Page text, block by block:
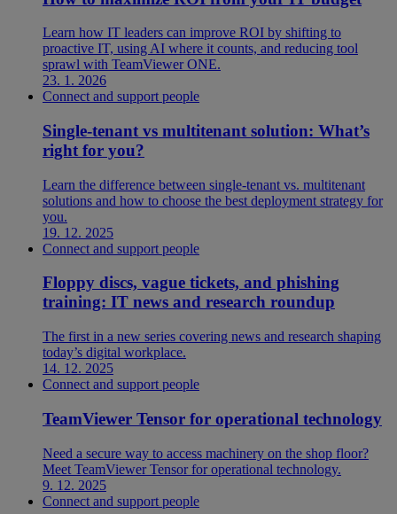
Learn how IT leaders can improve ROI by shifting to
proactive IT, using AI where it counts, and reducing tool
sprawl with TeamViewer ONE.
23. 1. 2026
Connect and support people
Single-tenant vs multitenant solution: What’s
right for you?
Learn the difference between single-tenant vs. multitenant
solutions and how to choose the best deployment strategy for
you.
19. 12. 2025
Connect and support people
Floppy discs, vague tickets, and phishing
training: IT news and research roundup
The first in a new series covering news and research shaping
today’s digital workplace.
14. 12. 2025
Connect and support people
TeamViewer Tensor for operational technology
Need a secure way to access machinery on the shop floor?
Meet TeamViewer Tensor for operational technology.
9. 12. 2025
Connect and support people